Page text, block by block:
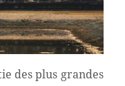
des plus grandes